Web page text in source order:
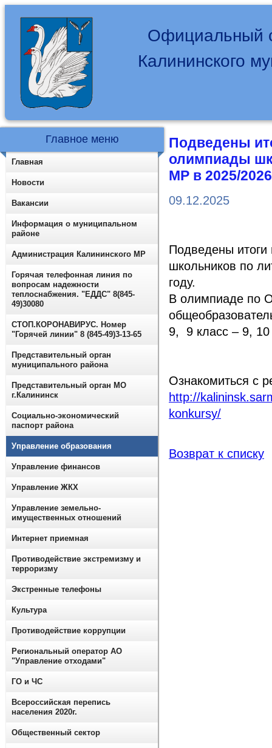
Официальный
Калининского
Подведены
олимпиады
МР в 2025/
09.12.2025
Подведены итоги
школьников по
году.
В олимпиаде по
9, 9 класс – 9, 10
Ознакомиться с
http://
konkursy/
Возврат к списку
Главное меню
Главная
Новости
Вакансии
Информация о муниципальном
районе
Администрация Калининского МР
Горячая телефонная линия по
вопросам надежности
теплоснабжения. "ЕДДС" 8(845-
49)30080
СТОП.КОРОНАВИРУС. Номер
"Горячей линии" 8 (845-49)3-13-65
Представительный орган
муниципального района
Представительный орган МО
г.Калининск
Социально-экономический
паспорт района
Управление образования
Управление финансов
Управление ЖКХ
Управление земельно-
имущественных отношений
Интернет приемная
Противодействие экстремизму и
терроризму
Экстренные телефоны
Культура
Противодействие коррупции
Региональный оператор АО
"Управление отходами"
ГО и ЧС
Всероссийская перепись
населения 2020г.
Общественный сектор